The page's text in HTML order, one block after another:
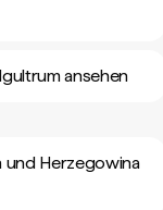
ansehen
und Herzegowina